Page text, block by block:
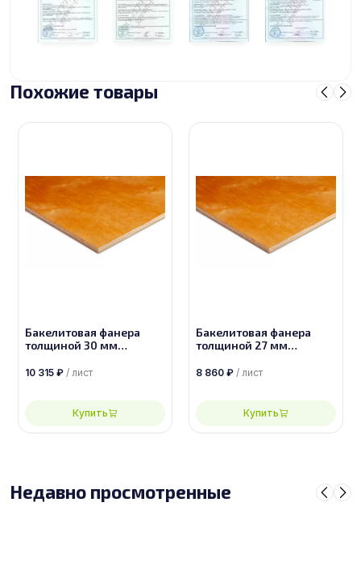
Похожие товары
Бакелитовая фанера
толщиной 30 мм
ФБС-1-А-П
10 315 ₽ / лист
Купить
Бакелитовая фанера
толщиной 27 мм
ФБС-1-А-П
8 860 ₽ / лист
Купить
Недавно просмотренные